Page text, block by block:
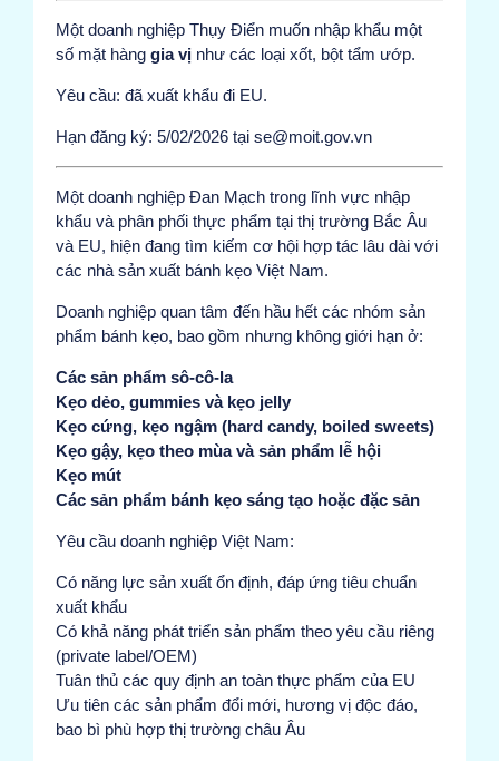
Một doanh nghiệp Thụy Điển muốn nhập khẩu một
số mặt hàng gia vị như các loại xốt, bột tẩm ướp.
Yêu cầu: đã xuất khẩu đi EU.
Hạn đăng ký: 5/02/2026 tại se@moit.gov.vn
Một doanh nghiệp Đan Mạch trong lĩnh vực nhập
khẩu và phân phối thực phẩm tại thị trường Bắc Âu
và EU, hiện đang tìm kiếm cơ hội hợp tác lâu dài với
các nhà sản xuất bánh kẹo Việt Nam.
Doanh nghiệp quan tâm đến hầu hết các nhóm sản
phẩm bánh kẹo, bao gồm nhưng không giới hạn ở:
Các sản phẩm sô-cô-la
Kẹo dẻo, gummies và kẹo jelly
Kẹo cứng, kẹo ngậm (hard candy, boiled sweets)
Kẹo gậy, kẹo theo mùa và sản phẩm lễ hội
Kẹo mút
Các sản phẩm bánh kẹo sáng tạo hoặc đặc sản
Yêu cầu doanh nghiệp Việt Nam:
Có năng lực sản xuất ổn định, đáp ứng tiêu chuẩn
xuất khẩu
Có khả năng phát triển sản phẩm theo yêu cầu riêng
(private label/OEM)
Tuân thủ các quy định an toàn thực phẩm của EU
Ưu tiên các sản phẩm đổi mới, hương vị độc đáo,
bao bì phù hợp thị trường châu Âu